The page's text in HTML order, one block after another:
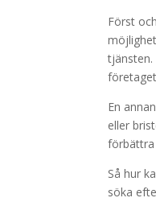
Först
tjänsten.
En
eller
förbättra
Så hur
söka